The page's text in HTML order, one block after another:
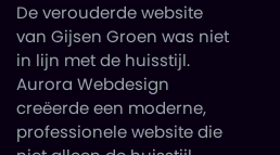
De verouderde website
van Gijsen Groen was niet
in lijn met de huisstijl.
Aurora Webdesign
creëerde een moderne,
professionele website die